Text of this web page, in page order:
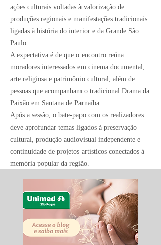
ações culturais voltadas à valorização de
produções regionais e manifestações tradicionais
ligadas à história do interior e da Grande São
Paulo.
A expectativa é de que o encontro reúna
moradores interessados em cinema documental,
arte religiosa e patrimônio cultural, além de
pessoas que acompanham o tradicional Drama da
Paixão em Santana de Parnaíba.
Após a sessão, o bate-papo com os realizadores
deve aprofundar temas ligados à preservação
cultural, produção audiovisual independente e
continuidade de projetos artísticos conectados à
memória popular da região.